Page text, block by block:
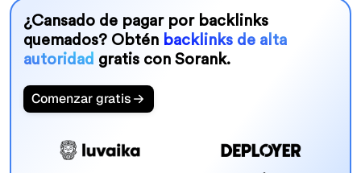
¿Cansado de pagar por backlinks
quemados? Obtén backlinks de alta
autoridad gratis con Sorank.
Comenzar gratis